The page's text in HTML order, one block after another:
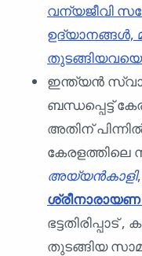
വന്യജീവി
ഉദ്യാനങ്ങൾ,
തുടങ്ങിയവയെ
ഇന്ത്യൻ
ബന്ധപ്പെട്ട്
അതിന്
കേരളത്തിലെ
അയ്യൻ‌കാളി,
തുടങ്ങിയ